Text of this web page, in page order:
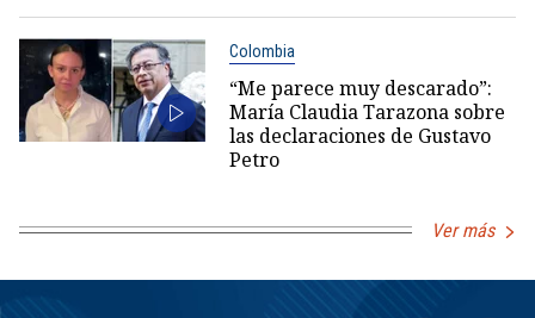
Colombia
“Me parece muy descarado”:
María Claudia Tarazona sobre
las declaraciones de Gustavo
Petro
Ver más